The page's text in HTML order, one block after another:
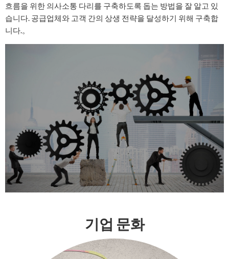
흐름을 위한 의사소통 다리를 구축하도록 돕는 방법을 잘 알고 있
습니다. 공급업체와 고객 간의 상생 전략을 달성하기 위해 구축합
니다.。
기업 문화